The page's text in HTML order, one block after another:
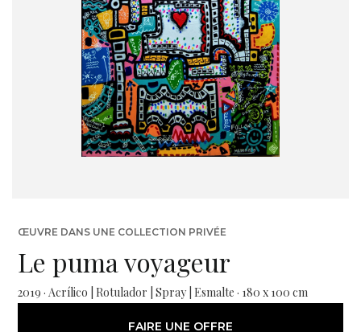
ŒUVRE DANS UNE COLLECTION PRIVÉE
Le puma voyageur
2019 · Acrílico | Rotulador | Spray | Esmalte · 180 x 100 cm
FAIRE UNE OFFRE